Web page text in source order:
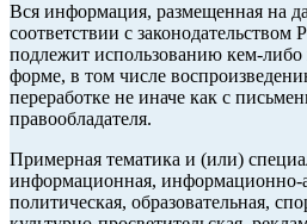
Вся информация, размещенная на
соответствии с
подлежит использованию кем-
форме, в том числе
переработке не иначе как с
правообладателя.
Примерная тематика и (или)
информационная, информационно-
политическая, образовательная,